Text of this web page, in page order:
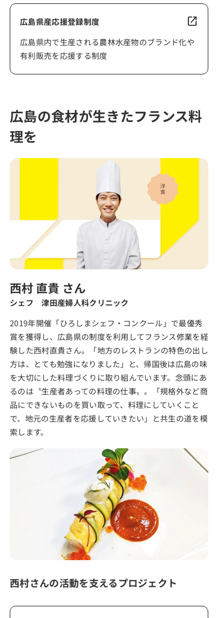
広島県産応援登録制度 open_in_new
広島県内で生産される農林水産物のブランド化や
有利販売を応援する制度
広島の食材が生きたフランス料
理を
西村 直貴 さん
シェフ 津田産婦人科クリニック
2019年開催「ひろしまシェフ・コンクール」で最優秀
賞を獲得し、広島県の制度を利用してフランス修業を経
験した西村直貴さん。「地方のレストランの特色の出し
方は、とても勉強になりました」と、帰国後は広島の味
を大切にした料理づくりに取り組んでいます。念頭にあ
るのは〝生産者あっての料理の仕事〟。「規格外など商
品にできないものを買い取って、料理にしていくこと
で、地元の生産者を応援していきたい」と共生の道を模
索します。
西村さんの活動を支えるプロジェクト